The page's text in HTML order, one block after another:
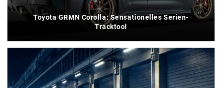
Toyota GRMN Corolla: Sensationelles Serien-
Tracktool